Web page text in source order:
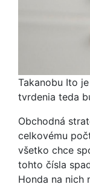
Takanobu Ito
tvrdenia teda
Obchodná
celkovému
všetko chce
tohto čísla
Honda na nich